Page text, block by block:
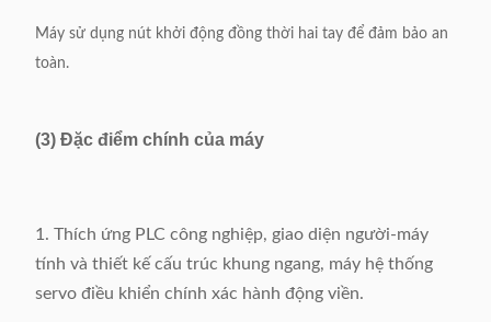
Máy sử dụng nút khởi động đồng thời hai tay để đảm bảo an
toàn.
(3) Đặc điểm chính của máy
1. Thích ứng PLC công nghiệp, giao diện người-máy
tính và thiết kế cấu trúc khung ngang, máy hệ thống
servo điều khiển chính xác hành động viền.